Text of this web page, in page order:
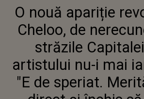
CAPITALEI.
NU-I MAI
SPERIAT.
DIRECT ȘI
DISTRUG
RESPECT
O nouă apariție
Cheloo, de
străzile
artistului nu-i mai
"E de speriat.